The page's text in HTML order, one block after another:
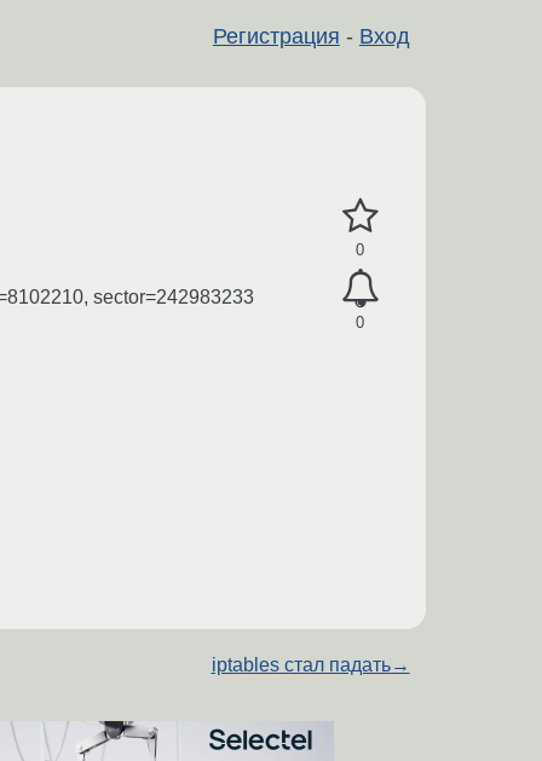
Регистрация - Вход
0
0
sector=242983233
iptables стал падать→